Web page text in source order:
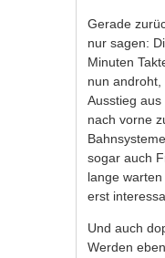
Gerade
nur sagen:
Minuten
nun
Ausstieg
nach vorne
sogar auch
lange
erst
Und auch
Werden